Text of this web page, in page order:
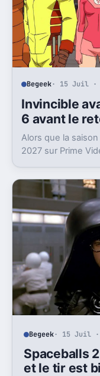
Begeek· 15 Juil ·
Invincible
6 avant le
Alors que la
2027 sur Prime
Begeek· 15 Juil ·
Spaceballs
et le tir est